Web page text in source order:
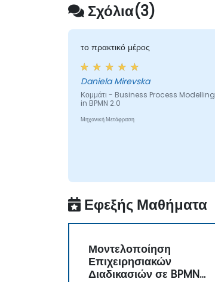
Σχόλια(3)
το πρακτικό μέρος
Daniela Mirevska
Κομμάτι - Business Process Modelling
in BPMN 2.0
Μηχανική Μετάφραση
Εφεξής Μαθήματα
Μοντελοποίηση
Επιχειρησιακών
Διαδικασιών σε BPMN